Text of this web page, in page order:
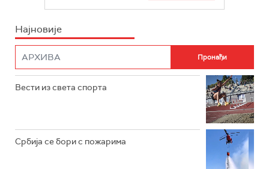
РАДИО РОКЕНРОЛЕР
ИНФО
Најновије
Вести из света спорта
Србија се бори с пожарима